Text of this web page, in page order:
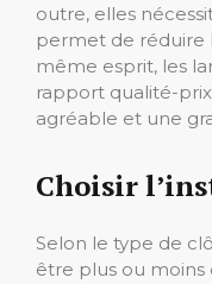
outre, elles
permet de réduire
même esprit, les
rapport qualité-
agréable et une
Choisir
Selon le type de
être plus ou moins